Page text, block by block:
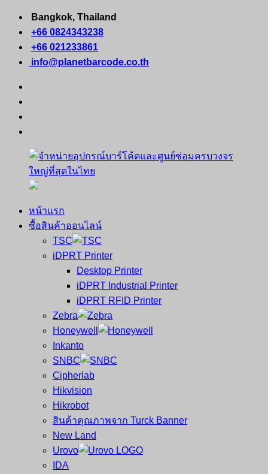
Skip
content
Bangkok, Thailand
+66 0824343238
+66 021233861
info@planetbarcode.co.th
จำหน่าย
คอมพิวเตอร์
หน้าแรก
ซื้อสินค้าออนไลน์
TSC
iDPRT Printer
Desktop Printer
iDPRT Industrial Printer
iDPRT RFID Printer
Zebra
Honeywell
Inkanto
SNBC
Cipherlab
Hikvision
Hikrobot
สินค้าคุณภาพจาก Turck Banner
New Land
Urovo
IDA